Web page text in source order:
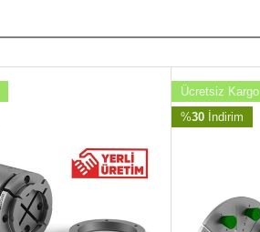
Ücretsiz Kargo
%30 İndirim